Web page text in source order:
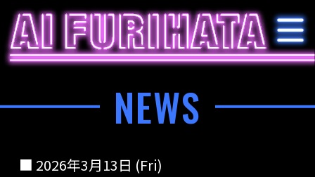
NEWS
2026年3月13日 (Fri)